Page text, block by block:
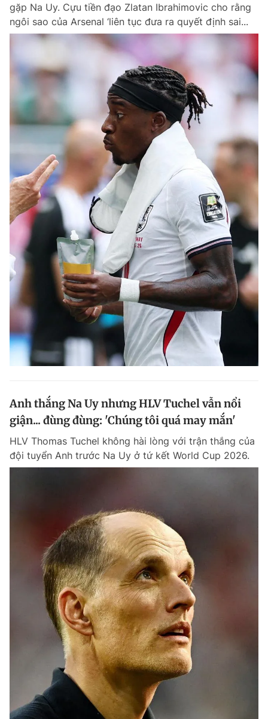
gặp Na Uy. Cựu tiền đạo Zlatan Ibrahimovic cho rằng
ngôi sao của Arsenal ‘liên tục đưa ra quyết định sai...
Anh thắng Na Uy nhưng HLV Tuchel vẫn nổi
giận... đùng đùng: 'Chúng tôi quá may mắn'
HLV Thomas Tuchel không hài lòng với trận thắng của
đội tuyển Anh trước Na Uy ở tứ kết World Cup 2026.